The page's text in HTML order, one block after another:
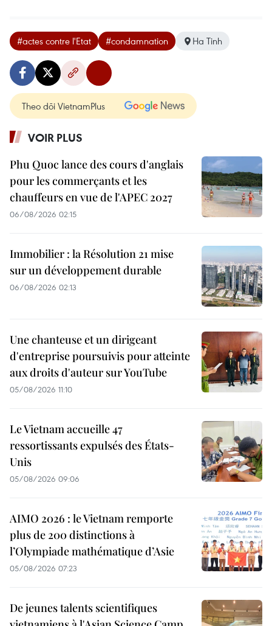
#actes contre l'Etat #condamnation Ha Tinh
Theo dõi VietnamPlus
VOIR PLUS
Phu Quoc lance des cours d'anglais
pour les commerçants et les
chauffeurs en vue de l'APEC 2027
06/08/2026 02:15
Immobilier : la Résolution 21 mise
sur un développement durable
06/08/2026 02:13
Une chanteuse et un dirigeant
d'entreprise poursuivis pour atteinte
aux droits d'auteur sur YouTube
05/08/2026 11:10
Le Vietnam accueille 47
ressortissants expulsés des États-
Unis
05/08/2026 09:06
AIMO 2026 : le Vietnam remporte
plus de 200 distinctions à
l’Olympiade mathématique d’Asie
05/08/2026 07:23
De jeunes talents scientifiques